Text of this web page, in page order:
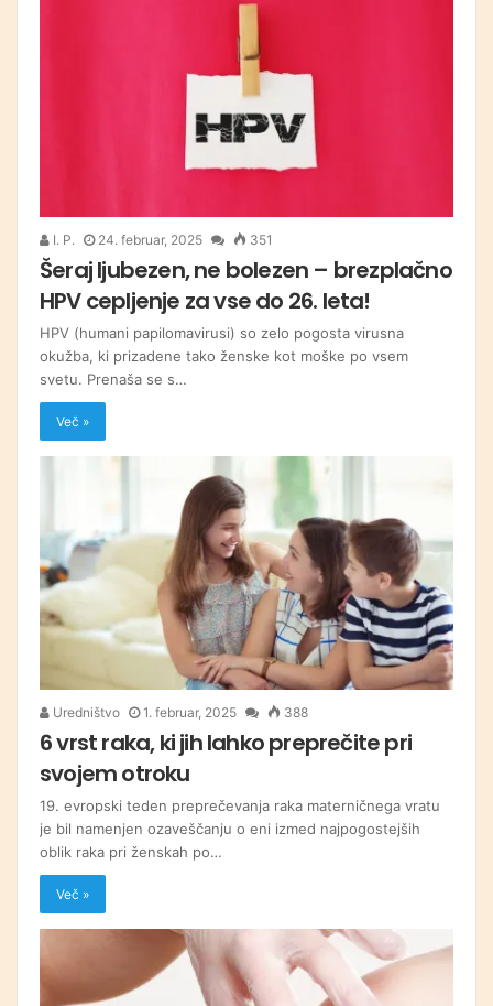
I. P. 24. februar, 2025 351
Šeraj ljubezen, ne bolezen – brezplačno
HPV cepljenje za vse do 26. leta!
HPV (humani papilomavirusi) so zelo pogosta virusna
okužba, ki prizadene tako ženske kot moške po vsem
svetu. Prenaša se s…
Več »
Uredništvo 1. februar, 2025 388
6 vrst raka, ki jih lahko preprečite pri
svojem otroku
19. evropski teden preprečevanja raka materničnega vratu
je bil namenjen ozaveščanju o eni izmed najpogostejših
oblik raka pri ženskah po…
Več »